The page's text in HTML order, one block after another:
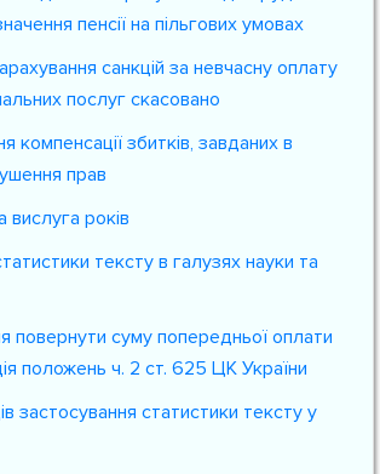
пенсії на пільгових умовах
санкцій за невчасну оплату
послуг скасовано
компенсації збитків, завданих в
прав
років
тексту в галузях науки та
повернути суму попередньої оплати
положень ч. 2 ст. 625 ЦК України
застосування статистики тексту у